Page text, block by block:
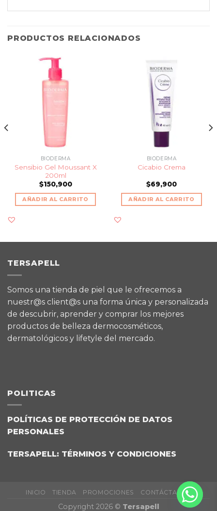
PRODUCTOS RELACIONADOS
BIODERMA
Sensibio Gel Moussant X
200ml
$150,900
AÑADIR AL CARRITO
BIODERMA
Cicabio Crema
$69,900
AÑADIR AL CARRITO
TERSAPELL
Somos una tienda de piel que le ofrecemos a
nuestr@s client@s una forma única y personalizada
de descubrir, aprender y comprar los mejores
productos de belleza dermocosméticos,
dermatológicos y lifetyle del mercado.
POLITICAS
POLÍTICAS DE PROTECCIÓN DE DATOS
PERSONALES
TERSAPELL: TÉRMINOS Y CONDICIONES
INICIO TIENDA PROMOCIONES CONTÁCTANOS
Copyright 2026 © Tersapell